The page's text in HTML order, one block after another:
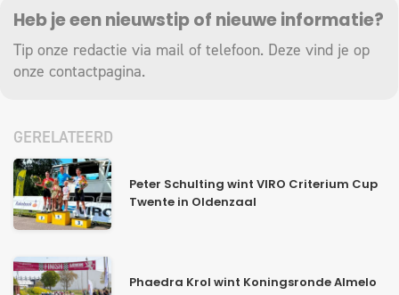
Heb je een nieuwstip of nieuwe informatie?
Tip onze redactie via mail of telefoon. Deze vind je op
onze contactpagina.
GERELATEERD
Peter Schulting wint VIRO Criterium Cup
Twente in Oldenzaal
Phaedra Krol wint Koningsronde Almelo